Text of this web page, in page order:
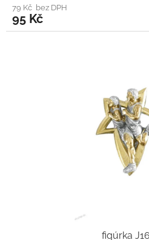
79 Kč bez DPH
95 Kč
figúrka